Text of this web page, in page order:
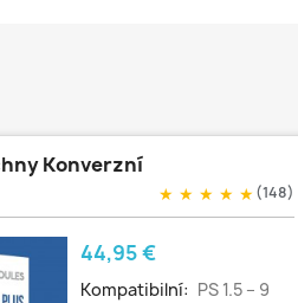
Konverzní
★ ★ ★ ★ ★(148)
Cena
44,95 €
Kompatibilní: PS 1.5 – 9